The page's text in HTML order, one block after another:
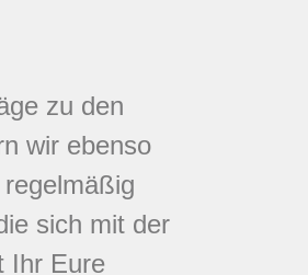
zu den
wir ebenso
sich mit der
Ihr Eure